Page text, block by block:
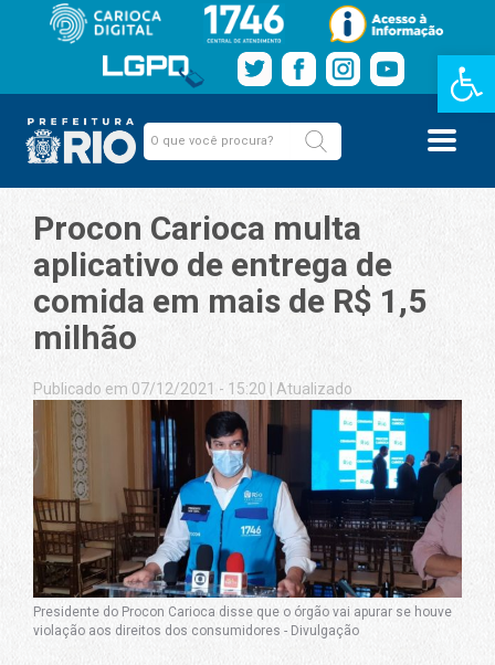
Barra de
Procon Carioca multa
aplicativo de entrega de
comida em mais de R$ 1,5
milhão
Publicado em 07/12/2021 - 15:20 Atualizado
Presidente do Procon Carioca disse que o órgão vai apurar se houve
violação aos direitos dos consumidores - Divulgação